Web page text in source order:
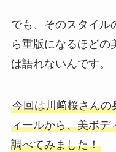
でも、そのスタイル
ら重版になるほどの
は語れないんです。
今回は川﨑桜さんの
ィールから、美ボデ
調べてみました！